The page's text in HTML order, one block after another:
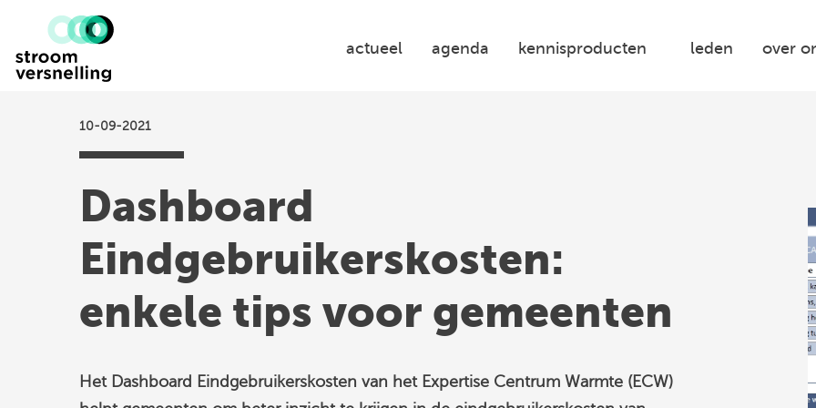
Stroomversnelling
actueel agenda kennisproducten leden over
10-09-2021
Dashboard
Eindgebruikerskosten:
enkele tips voor gemeenten
Het Dashboard Eindgebruikerskosten van het Expertise Centrum Warmte (ECW)